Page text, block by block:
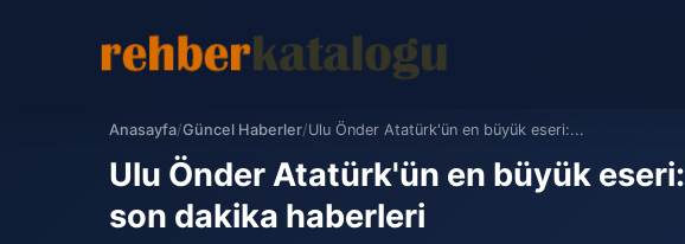
Anasayfa/Güncel Haberler/Ulu Önder Atatürk'ün en büyük eseri:...
Ulu Önder Atatürk'ün en büyük
son dakika haberleri